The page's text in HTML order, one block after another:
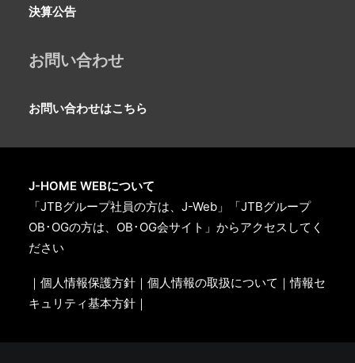
決算公告
お問い合わせ
お問い合わせはこちら
J-HOME WEBについて
「JTBグループ社員の方は、J-Web」「JTBグループ
OB･OGの方は、OB･OG会サイト」からアクセスしてく
ださい
｜個人情報保護方針｜ 個人情報の取扱について ｜情報セ
キュリティ基本方針｜